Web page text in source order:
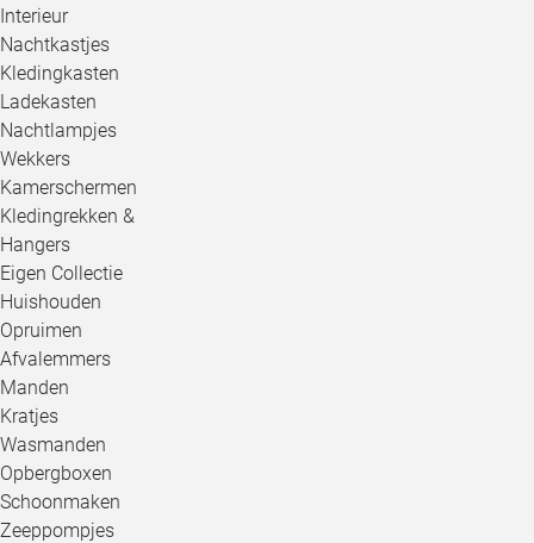
Interieur
Nachtkastjes
Kledingkasten
Ladekasten
Nachtlampjes
Wekkers
Kamerschermen
Kledingrekken &
Hangers
Eigen Collectie
Huishouden
Opruimen
Afvalemmers
Manden
Kratjes
Wasmanden
Opbergboxen
Schoonmaken
Zeeppompjes